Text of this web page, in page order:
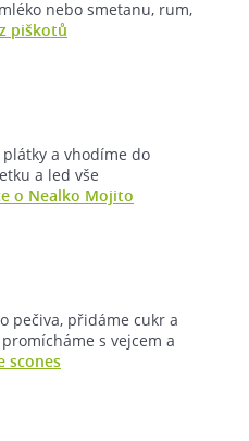
nebo smetanu, rum,
piškotů
a vhodíme do
a led vše
o Nealko Mojito
pečiva, přidáme cukr a
s vejcem a
scones